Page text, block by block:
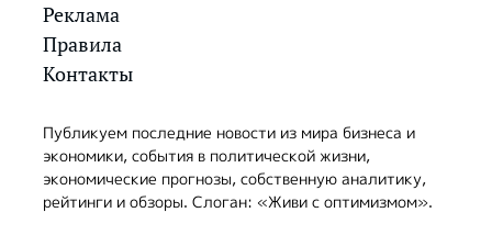
Реклама
Правила
Контакты
Публикуем последние новости из мира бизнеса и
экономики, события в политической жизни,
экономические прогнозы, собственную аналитику,
рейтинги и обзоры. Слоган: «Живи с оптимизмом».